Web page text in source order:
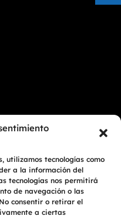
utilizamos tecnologías como
a la información del
tecnologías nos permitirá
de navegación o las
consentir o retirar el
a ciertas